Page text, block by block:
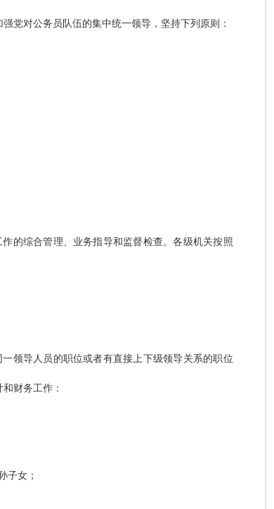
党对公务员队伍的集中统一领导，坚持下列原则：
的综合管理、业务指导和监督检查。各级机关按照
领导人员的职位或者有直接上下级领导关系的职位
财务工作：
子女；